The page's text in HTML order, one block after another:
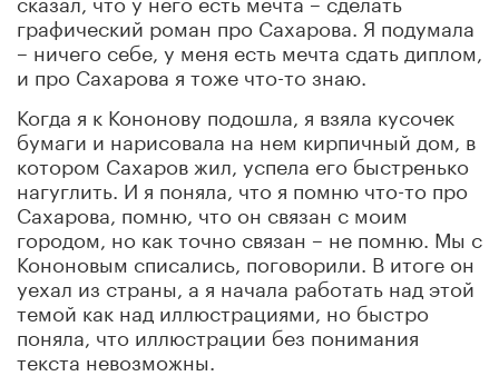
графический роман про Сахарова. Я подумала
– ничего себе, у меня есть мечта сдать диплом,
и про Сахарова я тоже что-то знаю.
Когда я к Кононову подошла, я взяла кусочек
бумаги и нарисовала на нем кирпичный дом, в
котором Сахаров жил, успела его быстренько
нагуглить. И я поняла, что я помню что-то про
Сахарова, помню, что он связан с моим
городом, но как точно связан – не помню. Мы с
Кононовым списались, поговорили. В итоге он
уехал из страны, а я начала работать над этой
темой как над иллюстрациями, но быстро
поняла, что иллюстрации без понимания
текста невозможны.